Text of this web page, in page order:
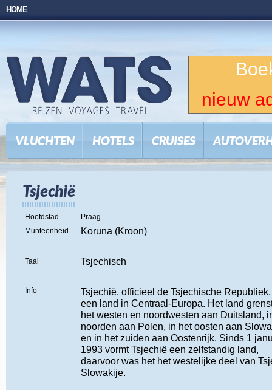
HOME
nieuw
VLUCHTEN HOTELS CRUISES
Tsjechië
Hoofdstad
Praag
Munteenheid
Koruna (Kroon)
Taal Tsjechisch
Info
Tsjechië, officieel de Tsjechische
een land in Centraal-Europa. Het land
het westen en noordwesten aan Duitsland,
noorden aan Polen, in het oosten aan
en in het zuiden aan Oostenrijk. Sinds 1
1993 vormt Tsjechië een zelfstandig land,
daarvoor was het het westelijke deel van
Slowakije.